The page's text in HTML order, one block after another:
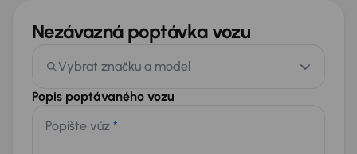
Nezávazná poptávka vozu
Vybrat značku a model
Popis poptávaného vozu
Popište vůz *